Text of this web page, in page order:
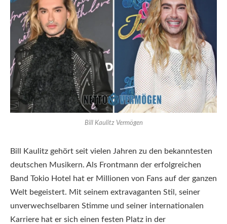
Bill Kaulitz Vermögen
Bill Kaulitz gehört seit vielen Jahren zu den bekanntesten
deutschen Musikern. Als Frontmann der erfolgreichen
Band Tokio Hotel hat er Millionen von Fans auf der ganzen
Welt begeistert. Mit seinem extravaganten Stil, seiner
unverwechselbaren Stimme und seiner internationalen
Karriere hat er sich einen festen Platz in der